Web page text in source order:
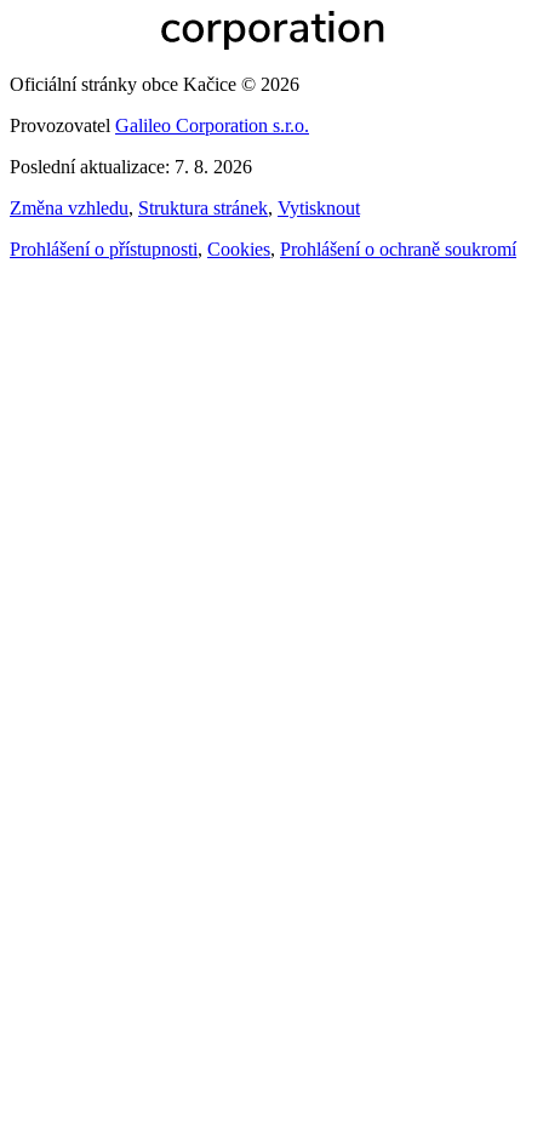
Oficiální stránky obce Kačice © 2026
Provozovatel Galileo Corporation s.r.o.
Poslední aktualizace: 7. 8. 2026
Změna vzhledu, Struktura stránek, Vytisknout
Prohlášení o přístupnosti, Cookies, Prohlášení o ochraně soukromí